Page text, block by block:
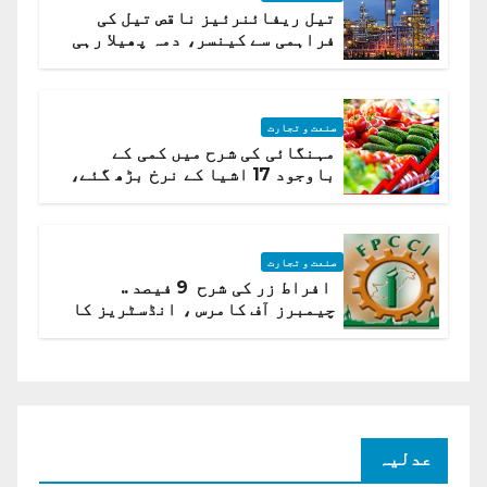
تیل ریفائنرئیز ناقص تیل کی
فراہمی سے کینسر، دمہ پھیلا رہی
صنعت و تجارت
مہنگائی کی شرح میں کمی کے
باوجود 17 اشیا کے نرخ بڑھ گئے،
صنعت و تجارت
افراط زر کی شرح 9 فیصد ..
چیمبرز آف کامرس ، انڈسٹریز کا
عدلیہ